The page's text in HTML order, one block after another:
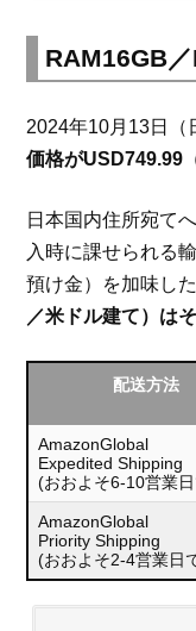
RAM16GB
2024年10月13日（
価格がUSD749.99
日本国内住所宛て
入時に課せられる
預け金）を加味した
／米ドル建て）は
配送方法
AmazonGlobal
Expedited Shipping
(おおよそ6-10営業
AmazonGlobal
Priority Shipping
(おおよそ2-4営業日